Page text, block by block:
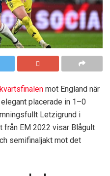
mot England när
placerade in 1–0
Letzigrund i
från EM 2022 visar Blågult
semifinaljakt mot det